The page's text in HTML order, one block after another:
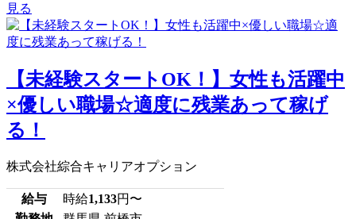
見る
【未経験スタートOK！】女性も活躍中
×優しい職場☆適度に残業あって稼げ
る！
株式会社綜合キャリアオプション
給与 時給1,133円〜